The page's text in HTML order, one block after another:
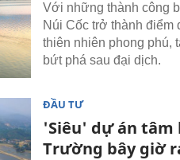
Với những thành công
Núi Cốc trở thành điểm
thiên nhiên phong phú,
bứt phá sau đại dịch.
ĐẦU TƯ
'Siêu' dự án tâm
Trường bây giờ